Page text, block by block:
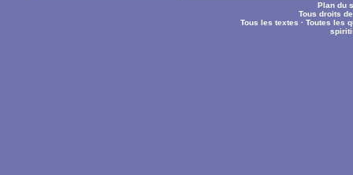
Plan du
Tous droits
Tous les textes ·Toutes les